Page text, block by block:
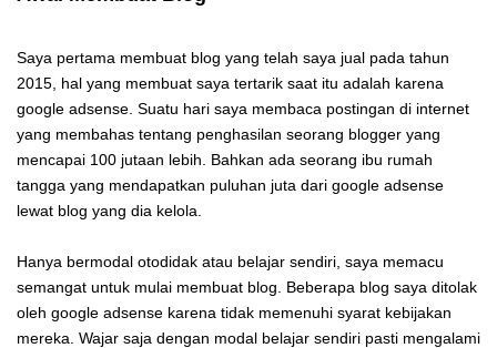
Saya pertama membuat blog yang telah saya jual pada tahun
2015, hal yang membuat saya tertarik saat itu adalah karena
google adsense. Suatu hari saya membaca postingan di internet
yang membahas tentang penghasilan seorang blogger yang
mencapai 100 jutaan lebih. Bahkan ada seorang ibu rumah
tangga yang mendapatkan puluhan juta dari google adsense
lewat blog yang dia kelola.
Hanya bermodal otodidak atau belajar sendiri, saya memacu
semangat untuk mulai membuat blog. Beberapa blog saya ditolak
oleh google adsense karena tidak memenuhi syarat kebijakan
mereka. Wajar saja dengan modal belajar sendiri pasti mengalami